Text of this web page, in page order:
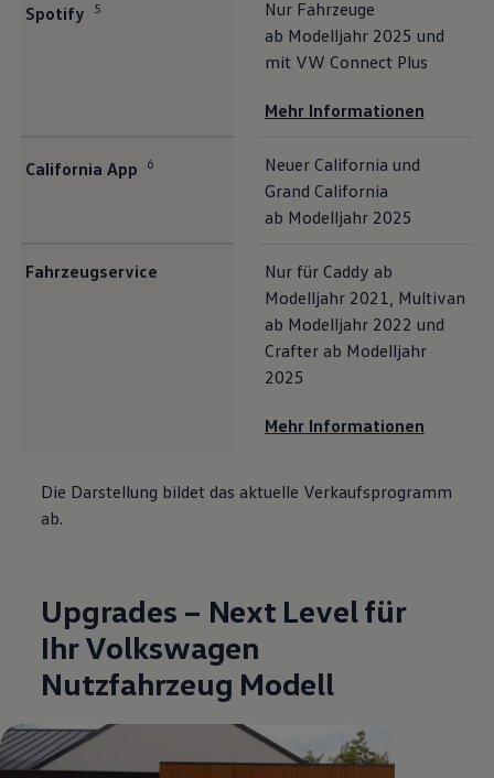
Spotify 5
Nur Fahrzeuge
ab Modelljahr 2025 und
mit VW Connect Plus
Mehr Informationen
California App 6 Neuer California und
Grand California
ab Modelljahr 2025
Fahrzeugservice Nur für Caddy ab
Modelljahr 2021, Multivan
ab Modelljahr 2022 und
Crafterab Modelljahr
2025
Mehr Informationen
Die Darstellung bildet das aktuelle Verkaufsprogramm
ab.
Upgrades – Next Level für
IhrVolkswagen
Nutzfahrzeug Modell